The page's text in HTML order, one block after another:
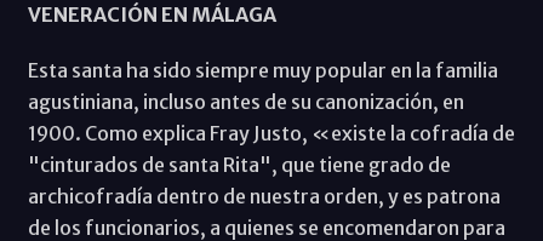
VENERACIÓN EN MÁLAGA
Esta santa ha sido siempre muy popular en la familia
agustiniana, incluso antes de su canonización, en
1900. Como explica Fray Justo, «existe la cofradía de
"cinturados de santa Rita", que tiene grado de
archicofradía dentro de nuestra orden, y es patrona
de los funcionarios, a quienes se encomendaron para